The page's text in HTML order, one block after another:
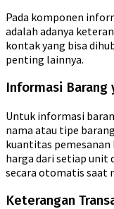
Pada komponen
adalah adanya
kontak yang bisa
penting lainnya.
Informasi Barang
Untuk informasi
nama atau tipe
kuantitas pemesanan
harga dari setiap unit
secara otomatis saat
Keterangan